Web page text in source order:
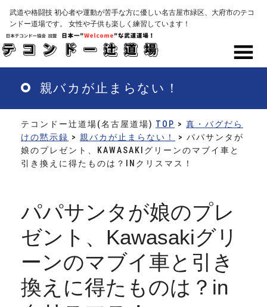
Skip
main
content
武道や格闘技 初心者や運動が苦手な方に優しい名古屋市緑区、大府市のテコ
ンドー道場です。 女性や子供も楽しく練習しています！
親バカが止まらない！
テコンドー辻道場(名古屋道場) TOP > 真・バグだら
けの黙示録 > 親バカが止まらない！
> パパサンタが
娘のプレゼント、KAWASAKIグリーンのマブイ車と
引き換えに得たものは？INクリスマス！
パパサンタが娘のプレ
ゼント、Kawasakiグリ
ーンのマブイ車と引き
換えに得たものは？in